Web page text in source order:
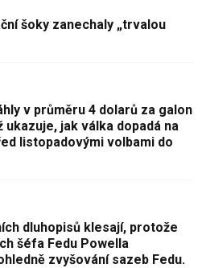
šoky zanechaly „trvalou
v průměru 4 dolarů za galon
jak válka dopadá na
listopadovými volbami do
dluhopisů klesají, protože
šéfa Fedu Powella
zvyšování sazeb Fedu.